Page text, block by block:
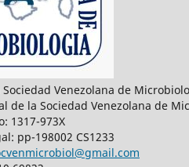
Sociedad Venezolana de
de la Sociedad Venezolana de
1317-973X
pp-198002 CS1233